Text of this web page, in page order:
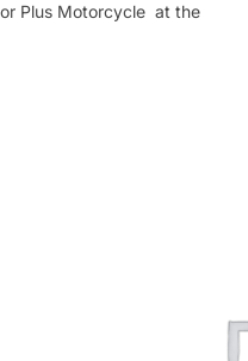
Plus Motorcycle at the